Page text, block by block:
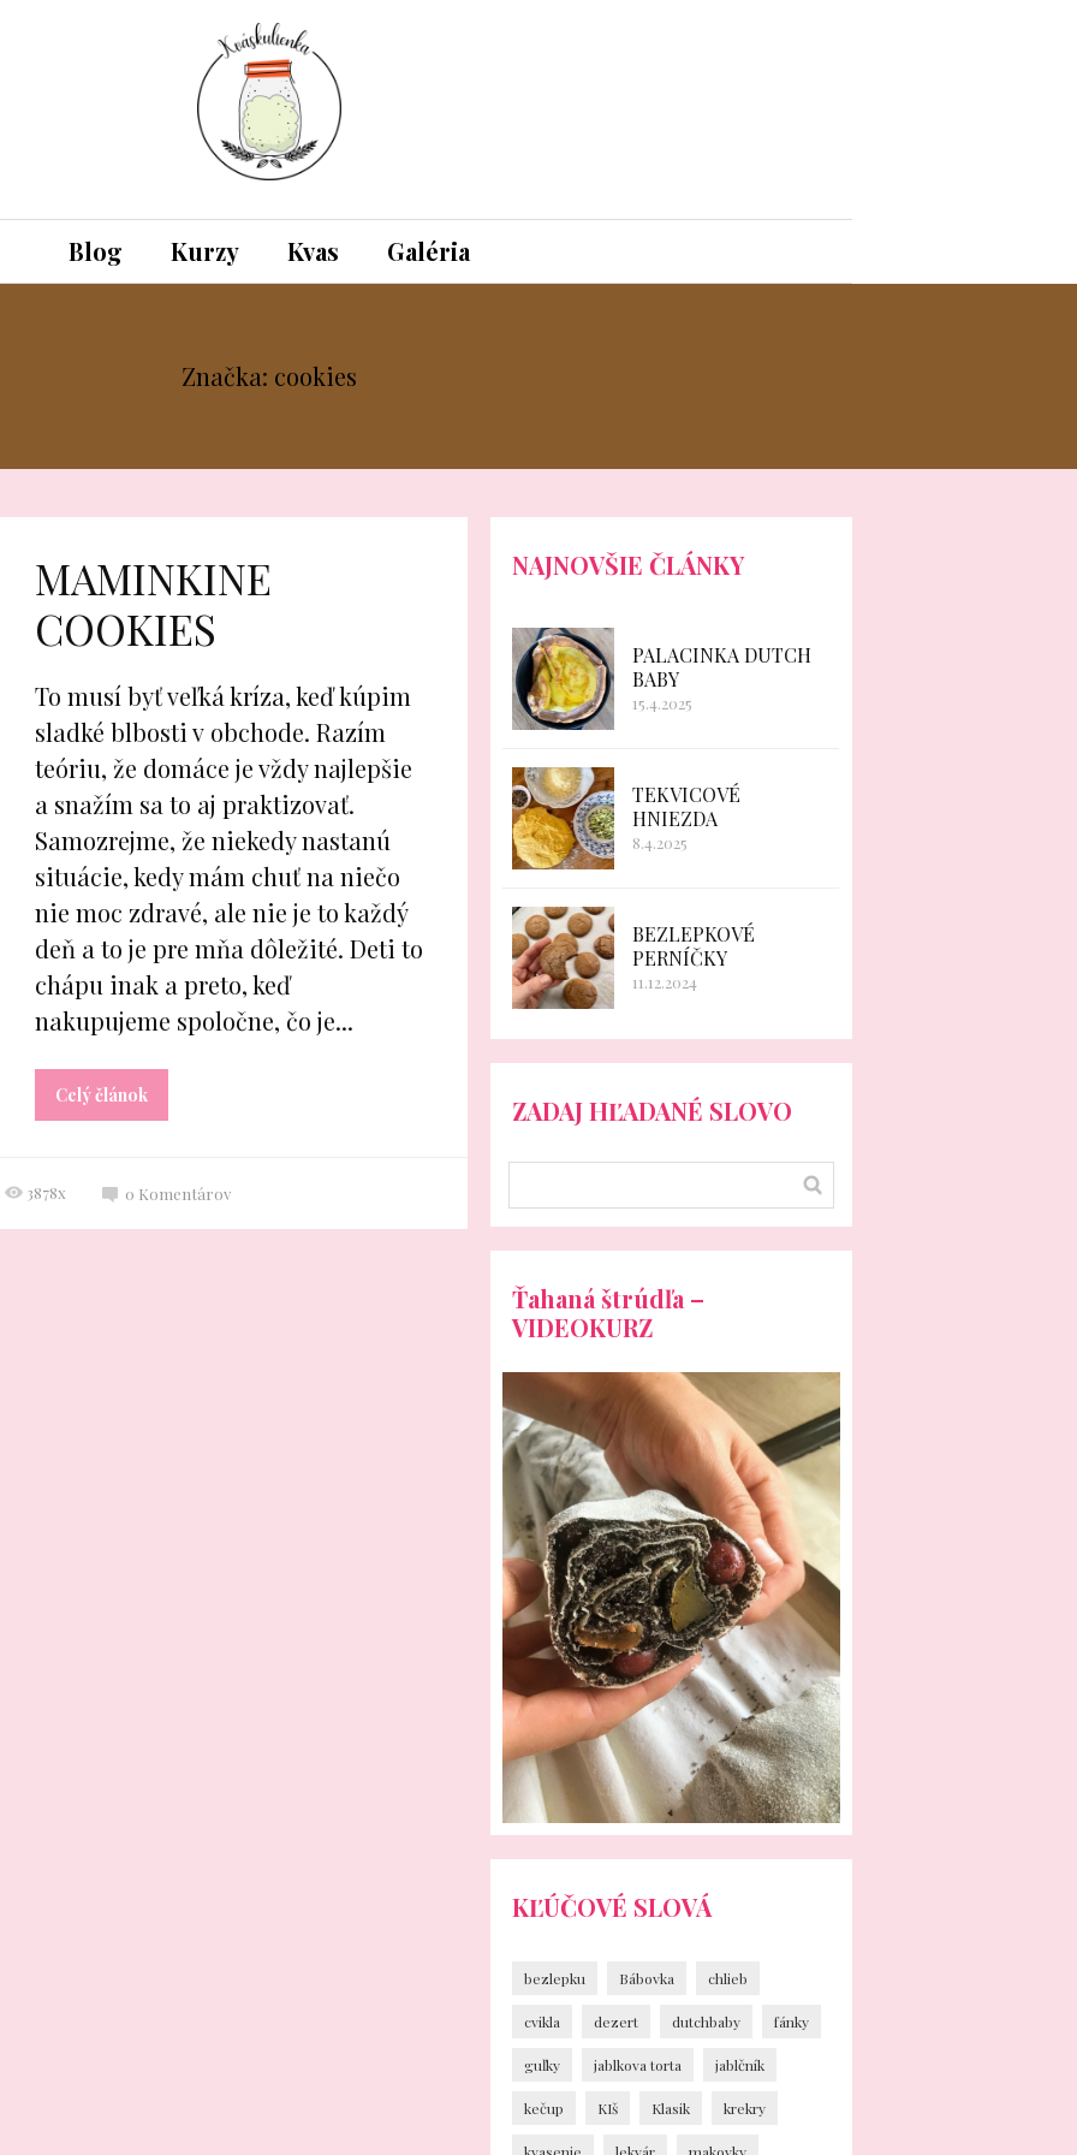
Blog Kurzy Kvas Galéria
Značka: cookies
MAMINKINE
COOKIES
To musí byť veľká kríza, keď kúpim
sladké blbosti v obchode. Razím
teóriu, že domáce je vždy najlepšie
a snažím sa to aj praktizovať.
Samozrejme, že niekedy nastanú
situácie, kedy mám chuť na niečo
nie moc zdravé, ale nie je to každý
deň a to je pre mňa dôležité. Deti to
chápu inak a preto, keď
nakupujeme spoločne, čo je...
Celý článok
3878x 0 Komentárov
NAJNOVŠIE ČLÁNKY
PALACINKA DUTCH
BABY
15.4.2025
TEKVICOVÉ
HNIEZDA
8.4.2025
BEZLEPKOVÉ
PERNÍČKY
11.12.2024
ZADAJ HĽADANÉ SLOVO
Ťahaná štrúdľa –
VIDEOKURZ
KĽÚČOVÉ SLOVÁ
bezlepku Bábovka chlieb
cvikla dezert dutchbaby fánky
guľky jablkova torta jablčník
kečup KIš Klasik krekry
kvasenie lekvár makovky